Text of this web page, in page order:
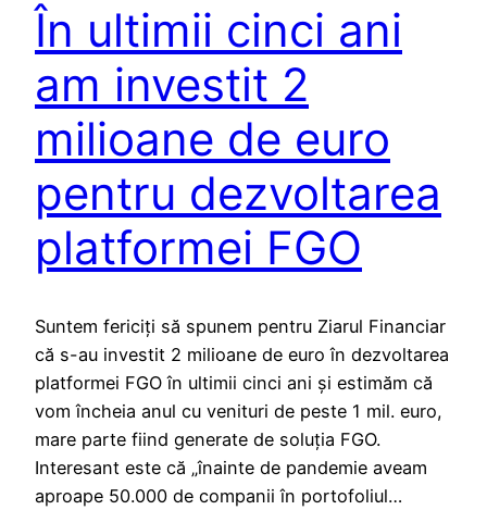
În ultimii cinci ani
am investit 2
milioane de euro
pentru dezvoltarea
platformei FGO
Suntem fericiţi să spunem pentru Ziarul Financiar
că s-au investit 2 milioane de euro în dezvoltarea
platformei FGO în ultimii cinci ani şi estimăm că
vom încheia anul cu venituri de peste 1 mil. euro,
mare parte fiind generate de soluţia FGO.
Interesant este că „înainte de pandemie aveam
aproape 50.000 de companii în portofoliul…